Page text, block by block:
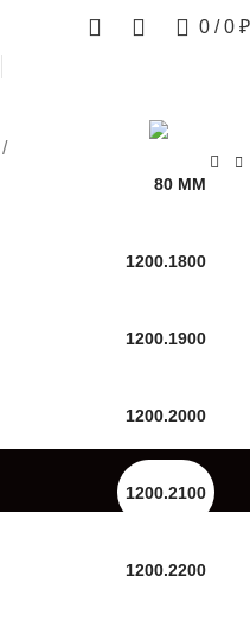
0 / 0 ₽
80 ММ
1200.1800
1200.1900
1200.2000
1200.2100
1200.2200